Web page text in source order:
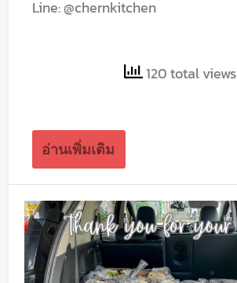
Line: @chernkitchen
120 total views
อ่านเพิ่มเติม